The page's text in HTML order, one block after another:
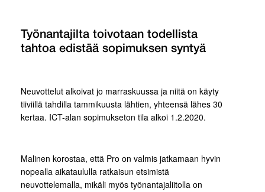
Työnantajilta toivotaan todellista
tahtoa edistää sopimuksen syntyä
Neuvottelut alkoivat jo marraskuussa ja niitä on käyty
tiiviillä tahdilla tammikuusta lähtien, yhteensä lähes 30
kertaa. ICT-alan sopimukseton tila alkoi 1.2.2020.
Malinen korostaa, että Pro on valmis jatkamaan hyvin
nopealla aikataululla ratkaisun etsimistä
neuvottelemalla, mikäli myös työnantajaliitolla on